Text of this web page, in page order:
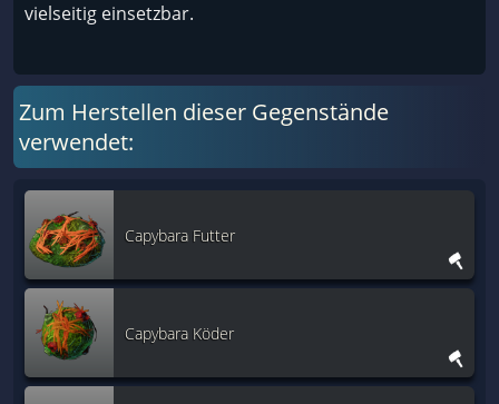
vielseitig einsetzbar.
Zum Herstellen dieser Gegenstände
verwendet:
Capybara Futter
Capybara Köder